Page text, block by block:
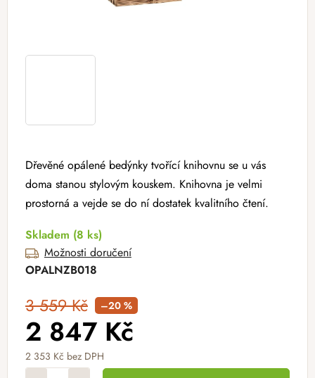
Dřevěné opálené bedýnky tvořící knihovnu se u vás
doma stanou stylovým kouskem. Knihovna je velmi
prostorná a vejde se do ní dostatek kvalitního čtení.
Skladem (8 ks)
Možnosti doručení
OPALNZB018
3 559 Kč –20 %
2 847 Kč
2 353 Kč bez DPH